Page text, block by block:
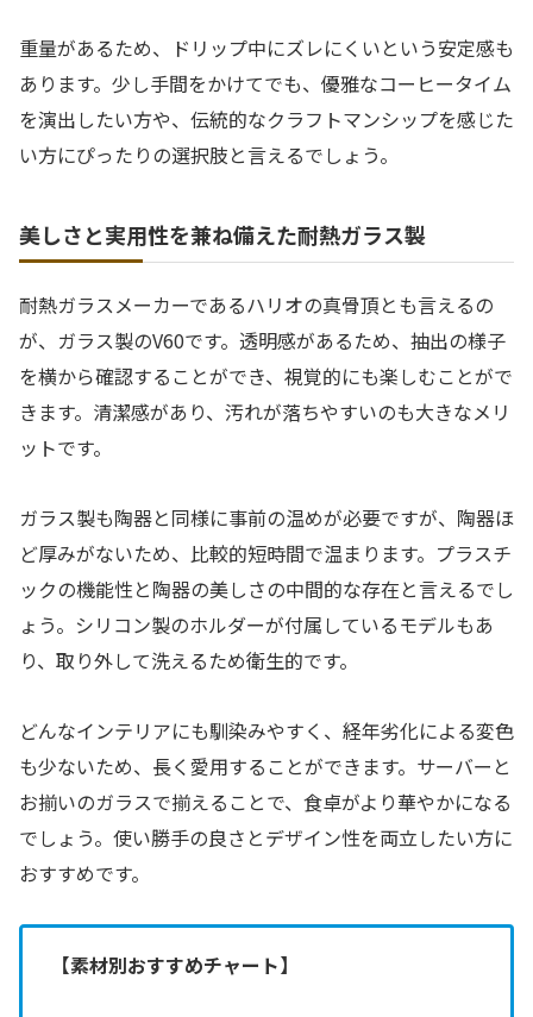
重量があるため、ドリップ中にズレにくいという安定感も
あります。少し手間をかけてでも、優雅なコーヒータイム
を演出したい方や、伝統的なクラフトマンシップを感じた
い方にぴったりの選択肢と言えるでしょう。
美しさと実用性を兼ね備えた耐熱ガラス製
耐熱ガラスメーカーであるハリオの真骨頂とも言えるの
が、ガラス製のV60です。透明感があるため、抽出の様子
を横から確認することができ、視覚的にも楽しむことがで
きます。清潔感があり、汚れが落ちやすいのも大きなメリ
ットです。
ガラス製も陶器と同様に事前の温めが必要ですが、陶器ほ
ど厚みがないため、比較的短時間で温まります。プラスチ
ックの機能性と陶器の美しさの中間的な存在と言えるでし
ょう。シリコン製のホルダーが付属しているモデルもあ
り、取り外して洗えるため衛生的です。
どんなインテリアにも馴染みやすく、経年劣化による変色
も少ないため、長く愛用することができます。サーバーと
お揃いのガラスで揃えることで、食卓がより華やかになる
でしょう。使い勝手の良さとデザイン性を両立したい方に
おすすめです。
【素材別おすすめチャート】